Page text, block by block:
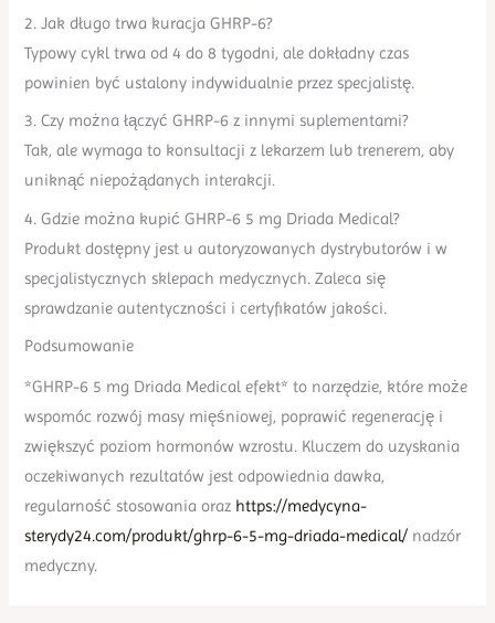
2. Jak długo trwa kuracja GHRP-6?
Typowy cykl trwa od 4 do 8 tygodni, ale dokładny czas
powinien być ustalony indywidualnie przez specjalistę.
3. Czy można łączyć GHRP-6 z innymi suplementami?
Tak, ale wymaga to konsultacji z lekarzem lub trenerem, aby
uniknąć niepożądanych interakcji.
4. Gdzie można kupić GHRP-6 5 mg Driada Medical?
Produkt dostępny jest u autoryzowanych dystrybutorów i w
specjalistycznych sklepach medycznych. Zaleca się
sprawdzanie autentyczności i certyfikatów jakości.
Podsumowanie
*GHRP-6 5 mg Driada Medical efekt* to narzędzie, które może
wspomóc rozwój masy mięśniowej, poprawić regenerację i
zwiększyć poziom hormonów wzrostu. Kluczem do uzyskania
oczekiwanych rezultatów jest odpowiednia dawka,
regularność stosowania oraz https://medycyna-
sterydy24.com/produkt/ghrp-6-5-mg-driada-medical/ nadzór
medyczny.